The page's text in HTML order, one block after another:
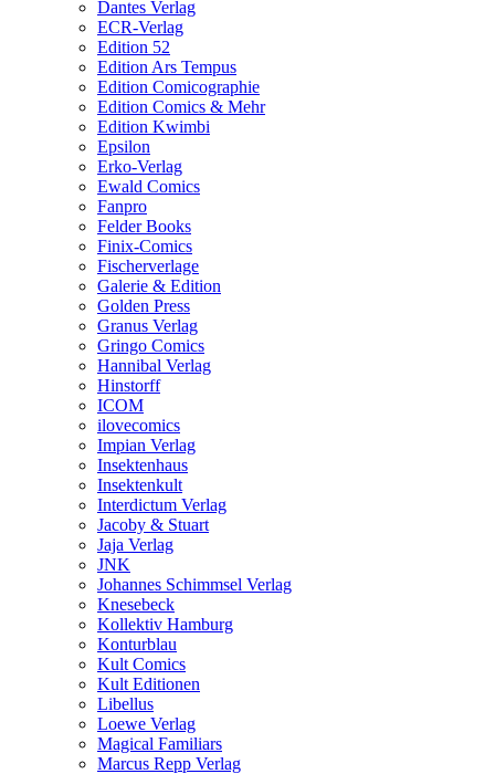
Dantes Verlag
ECR-Verlag
Edition 52
Edition Ars Tempus
Edition Comicographie
Edition Comics & Mehr
Edition Kwimbi
Epsilon
Erko-Verlag
Ewald Comics
Fanpro
Felder Books
Finix-Comics
Fischerverlage
Galerie & Edition
Golden Press
Granus Verlag
Gringo Comics
Hannibal Verlag
Hinstorff
ICOM
ilovecomics
Impian Verlag
Insektenhaus
Insektenkult
Interdictum Verlag
Jacoby & Stuart
Jaja Verlag
JNK
Johannes Schimmsel Verlag
Knesebeck
Kollektiv Hamburg
Konturblau
Kult Comics
Kult Editionen
Libellus
Loewe Verlag
Magical Familiars
Marcus Repp Verlag